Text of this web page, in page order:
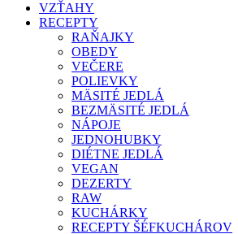
VZŤAHY
RECEPTY
RAŇAJKY
OBEDY
VEČERE
POLIEVKY
MÄSITÉ JEDLÁ
BEZMÄSITÉ JEDLÁ
NÁPOJE
JEDNOHUBKY
DIÉTNE JEDLÁ
VEGAN
DEZERTY
RAW
KUCHÁRKY
RECEPTY ŠÉFKUCHÁROV